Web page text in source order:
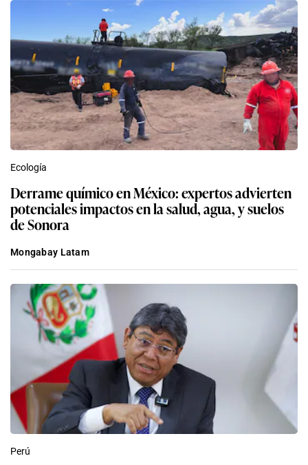
Ecología
Derrame químico en México: expertos advierten
potenciales impactos en la salud, agua, y suelos
de Sonora
Mongabay Latam
Perú